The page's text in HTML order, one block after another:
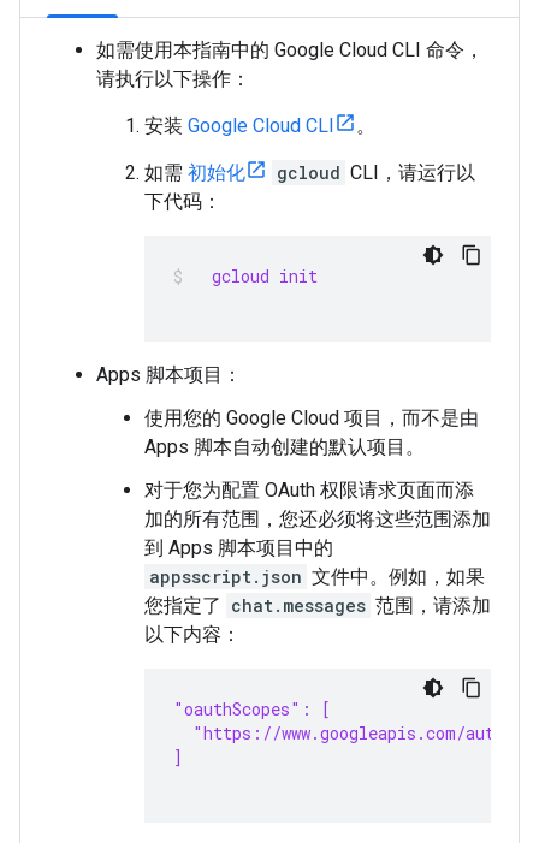
如需使用本指南中的 Google Cloud CLI 命令，
请执行以下操作：
安装 Google Cloud CLI 。
如需 初始化 gcloud CLI，请运行以
下代码：
  gcloud init
Apps 脚本项目：
使用您的 Google Cloud 项目，而不是由
Apps 脚本自动创建的默认项目。
对于您为配置 OAuth 权限请求页面而添
加的所有范围，您还必须将这些范围添加
到 Apps 脚本项目中的
appsscript.json 文件中。例如，如果
您指定了 chat.messages 范围，请添加
以下内容：
"oauthScopes": [
"https://www.googleapis.com/auth/
]